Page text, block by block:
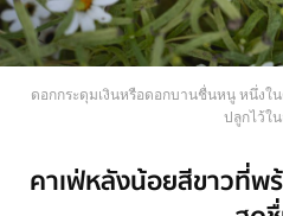
ดอกกระดุมเงินหรือดอกบานชื่นหนู หนึ่งใ
ปลูกไว้ใ
คาเฟ่หลังน้อยสีขาวที่พ